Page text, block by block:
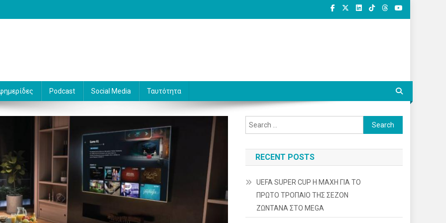
Podcast Social Media Ταυτότητα
Search
for:
RECENT POSTS
UEFA SUPER CUP Η ΜΑΧΗ ΓΙΑ ΤΟ
ΠΡΩΤΟ ΤΡΟΠΑΙΟ ΤΗΣ ΣΕΖΟΝ
ΖΩΝΤΑΝΑ ΣΤΟ MEGA